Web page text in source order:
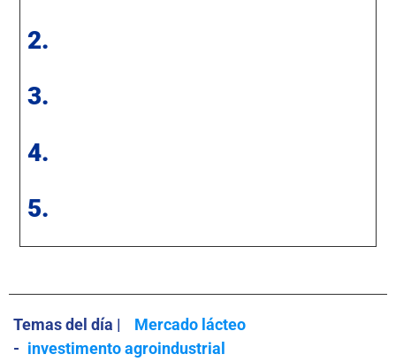
2.
3.
4.
5.
Temas del día |
Mercado lácteo
- investimento agroindustrial